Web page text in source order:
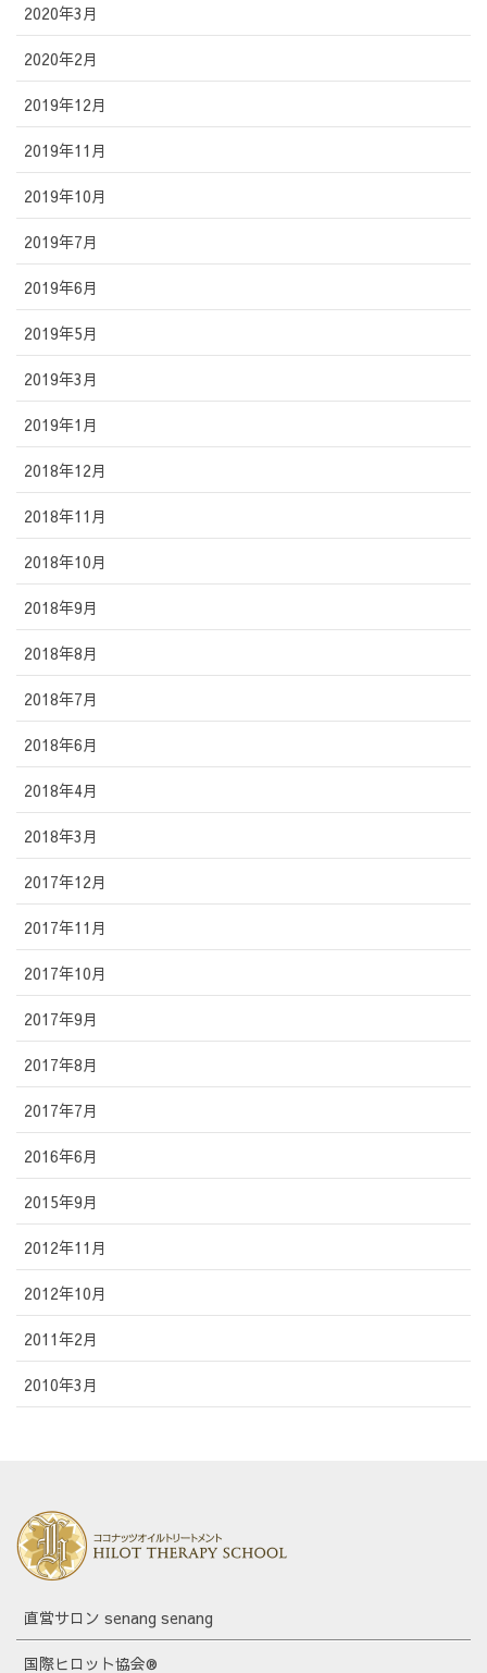
2020年3月
2020年2月
2019年12月
2019年11月
2019年10月
2019年7月
2019年6月
2019年5月
2019年3月
2019年1月
2018年12月
2018年11月
2018年10月
2018年9月
2018年8月
2018年7月
2018年6月
2018年4月
2018年3月
2017年12月
2017年11月
2017年10月
2017年9月
2017年8月
2017年7月
2016年6月
2015年9月
2012年11月
2012年10月
2011年2月
2010年3月
直営サロン senang senang
国際ヒロット協会®